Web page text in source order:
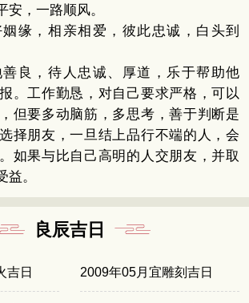
安，一路顺风。
姻缘，相亲相爱，彼此忠诚，白头到
善良，待人忠诚、厚道，乐于帮助他
。工作勤恳，对自己要求严格，可以
但要多动脑筋，多思考，善于判断是
择朋友，一旦结上品行不端的人，会
如果与比自己高明的人交朋友，并取
。
良辰吉日
吉日 2009年05月宜雕刻吉日